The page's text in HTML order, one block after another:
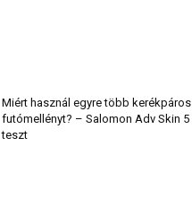
Miért használ egyre több kerékpáros
futómellényt? – Salomon Adv Skin 5
teszt